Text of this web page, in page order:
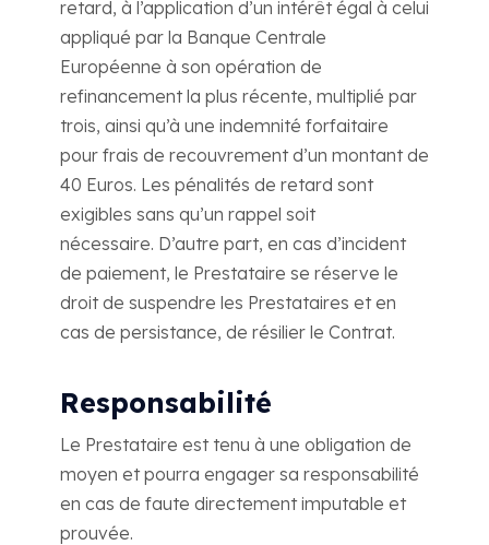
retard, à l’application d’un intérêt égal à celui
appliqué par la Banque Centrale
Européenne à son opération de
refinancement la plus récente, multiplié par
trois, ainsi qu’à une indemnité forfaitaire
pour frais de recouvrement d’un montant de
40 Euros. Les pénalités de retard sont
exigibles sans qu’un rappel soit
nécessaire. D’autre part, en cas d’incident
de paiement, le Prestataire se réserve le
droit de suspendre les Prestataires et en
cas de persistance, de résilier le Contrat.
Responsabilité
Le Prestataire est tenu à une obligation de
moyen et pourra engager sa responsabilité
en cas de faute directement imputable et
prouvée.